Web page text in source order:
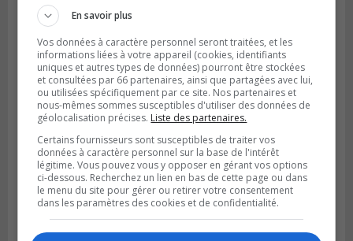
VIEUX-LONGUEUIL
Publié le 31 juillet 2026 à 14h20
Le RTL dévoile sa nouvelle flotte de
transport adapté
En savoir plus
Vos données à caractère personnel seront traitées, et les
informations liées à votre appareil (cookies, identifiants
uniques et autres types de données) pourront être stockées
et consultées par 66 partenaires, ainsi que partagées avec lui,
ou utilisées spécifiquement par ce site. Nos partenaires et
nous-mêmes sommes susceptibles d'utiliser des données de
géolocalisation précises. Liste des partenaires.
Certains fournisseurs sont susceptibles de traiter vos
données à caractère personnel sur la base de l'intérêt
légitime. Vous pouvez vous y opposer en gérant vos options
ci-dessous. Recherchez un lien en bas de cette page ou dans
le menu du site pour gérer ou retirer votre consentement
dans les paramètres des cookies et de confidentialité.